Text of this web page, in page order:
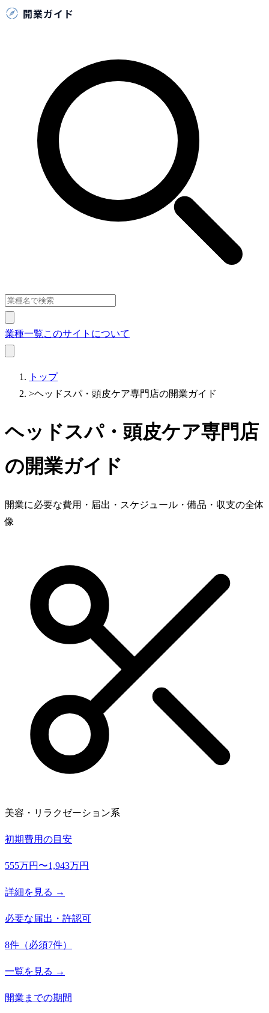
業種一覧このサイトについて
トップ
>ヘッドスパ・頭皮ケア専門店の開業ガイド
ヘッドスパ・頭皮ケア専門店
の開業ガイド
開業に必要な費用・届出・スケジュール・備品・収支の全体
像
美容・リラクゼーション系
初期費用の目安
555万円〜1,943万円
詳細を見る →
必要な届出・許認可
8件 （必須7件）
一覧を見る →
開業までの期間